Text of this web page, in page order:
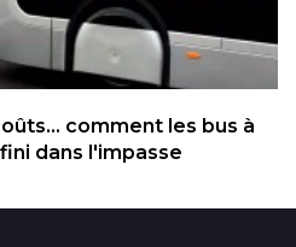
comment les bus à
dans l'impasse